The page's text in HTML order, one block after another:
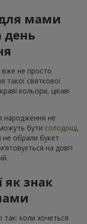
для мами
день
не просто
такої святкової
кольори, цікаві
народження не
бути солодощі,
не обрали букет
на довгі
як знак
так: коли хочеться